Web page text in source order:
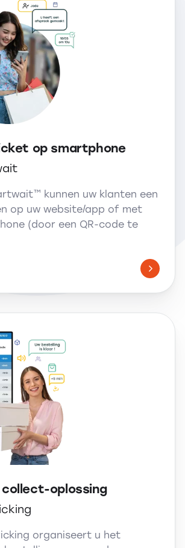
op smartphone
kunnen uw klanten een
op uw website/app of met
(door een QR-code te
collect-oplossing
organiseert u het